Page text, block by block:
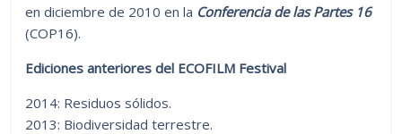
en diciembre de 2010 en la Conferencia de las Partes 16
(COP16).
Ediciones anteriores del ECOFILM Festival
2014: Residuos sólidos.
2013: Biodiversidad terrestre.